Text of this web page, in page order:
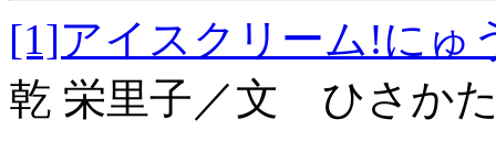
[1]アイスクリーム!
乾 栄里子／文 ひさか